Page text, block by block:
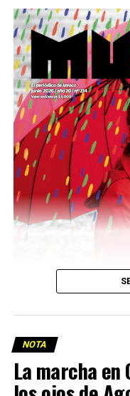
Este número 215 de
podría ser una frase:
Descargar la Mu
NOTA
La marcha